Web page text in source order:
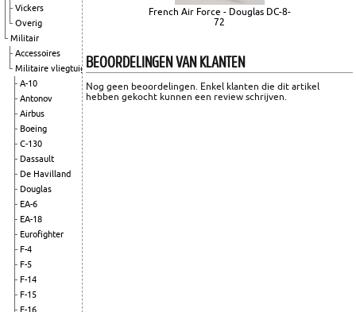
Vickers
Overig
Militair
Accessoires
Militaire vliegtuigen
A-10
Antonov
Airbus
Boeing
C-130
Dassault
De Havilland
Douglas
EA-6
EA-18
Eurofighter
F-4
F-5
F-14
F-15
F-16
French Air Force - Douglas DC-8-
72
BEOORDELINGEN VAN KLANTEN
Nog geen beoordelingen. Enkel klanten die dit artikel
hebben gekocht kunnen een review schrijven.